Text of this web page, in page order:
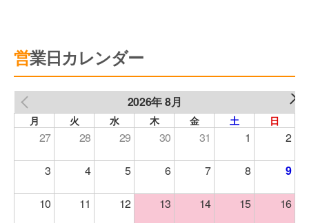
営業日カレンダー
2026年 8月
月 火 水 木 金 土 日
27 28 29 30 31 1 2
3 4 5 6 7 8 9
10 11 12 13 14 15 16